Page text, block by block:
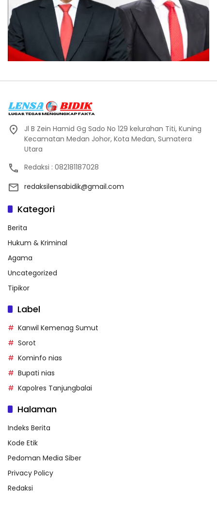
Jl B Zein Hamid Gg Sado No 129 kelurahan Titi, Kuning
Kecamatan Medan Johor, Kota Medan, Sumatera
Utara
Redaksi : 082181187028
redaksilensabidik@gmail.com
Kategori
Berita
Hukum & Kriminal
Agama
Uncategorized
Tipikor
Label
Kanwil Kemenag Sumut
Sorot
Kominfo nias
Bupati nias
Kapolres Tanjungbalai
Halaman
Indeks Berita
Kode Etik
Pedoman Media Siber
Privacy Policy
Redaksi